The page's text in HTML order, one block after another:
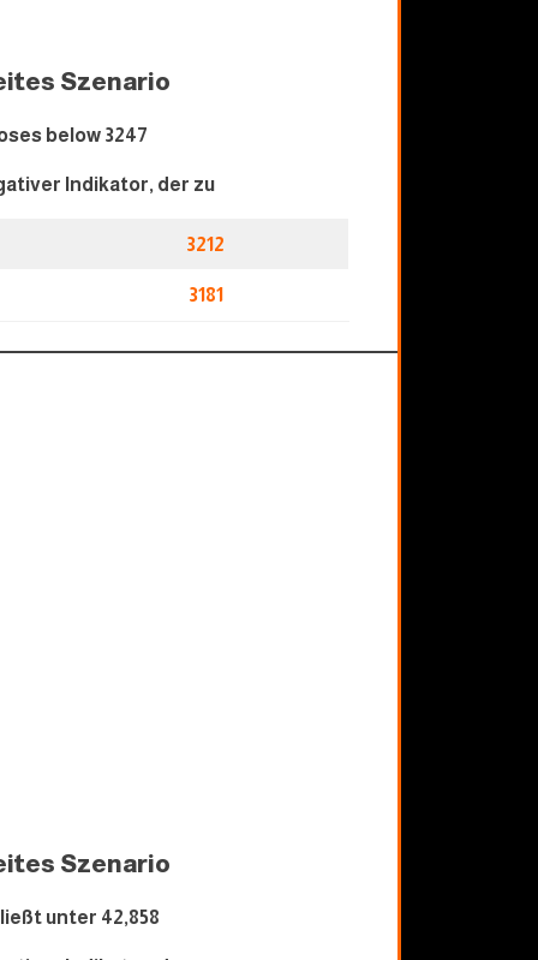
Szenario
below 3247
Indikator, der zu
3212
31 81
Szenario
unter 42,858